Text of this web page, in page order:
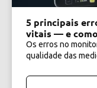
5 principais
vitais — e
Os erros no
qualidade das